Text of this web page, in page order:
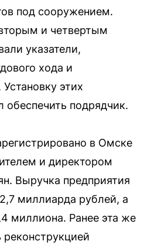
под сооружением.
и четвертым
указатели,
хода и
этих
обеспечить подрядчик.
в Омске
и директором
Выручка предприятия
миллиарда рублей, а
миллиона. Ранее эта же